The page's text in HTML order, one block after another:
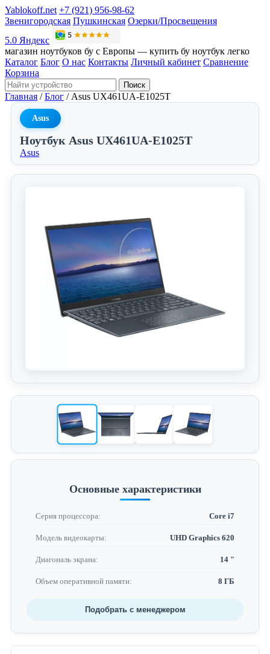
Yablokoff.net +7 (921) 956-98-62
Звенигородская Пушкинская Озерки/Просвещения
5.0 Яндекс
магазин ноутбуков бу с Европы — купить бу ноутбук легко
Каталог Блог О нас Контакты Личный кабинет Сравнение
Корзина
Поиск
Главная / Блог / Asus UX461UA-E1025T
Asus
Ноутбук Asus UX461UA-E1025T
Asus
Основные характеристики
Серия процессора: Core i7
Модель видеокарты: UHD Graphics 620
Диагональ экрана: 14 "
Объем оперативной памяти: 8 ГБ
Подобрать с менеджером